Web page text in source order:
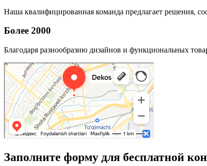
Наша квалифицированная команда предлагает решения,
Более 2000
Благодаря разнообразию дизайнов и функциональных
Заполните форму для бесплатной